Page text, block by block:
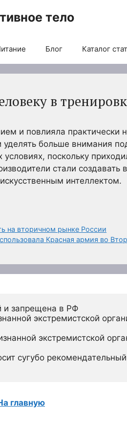
тело
Блог Каталог
в
и повлияла практически
больше внимания
поскольку
стали создавать
интеллектом.
на вторичном рынке России
Красная армия во
и запрещена в РФ
экстремистской
экстремистской
сугубо
главную